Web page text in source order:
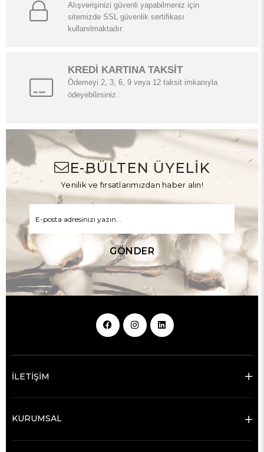
Alışverişinizi güvenli yapabilmeniz için
sitemizde SSL güvenlik sertifikası
kullanılmaktadır.
KREDİ KARTINA TAKSİT
Ödemeyi 2, 3, 6, 9 veya 12 taksit imkanıyla
ödeyebilirsiniz.
E-BÜLTEN ÜYELİK
Yenilik ve fırsatlarımızdan haber alın!
GÖNDER
İLETİŞİM
KURUMSAL